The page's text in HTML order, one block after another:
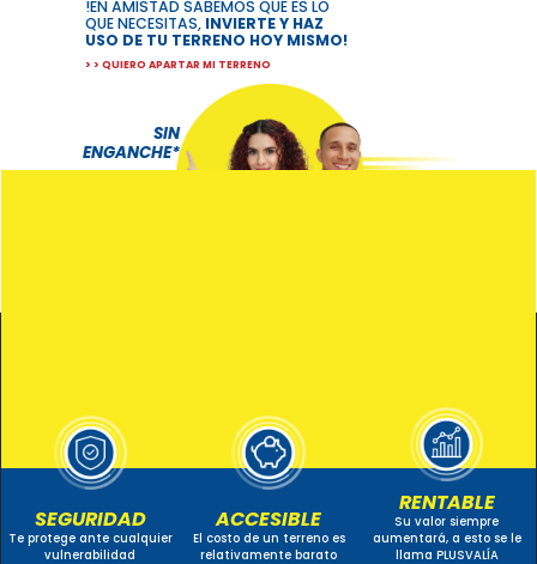
!EN AMISTAD SABEMOS QUÉ ES LO
QUE NECESITAS, INVIERTE Y HAZ
USO DE TU TERRENO HOY MISMO!
> > QUIERO APARTAR MI TERRENO
SIN
ENGANCHE*
SEGURIDAD
Te protege ante cualquier
vulnerabilidad
ACCESIBLE
El costo de un terreno es
relativamente barato
RENTABLE
Su valor siempre
aumentará, a esto se le
llama PLUSVALÍA